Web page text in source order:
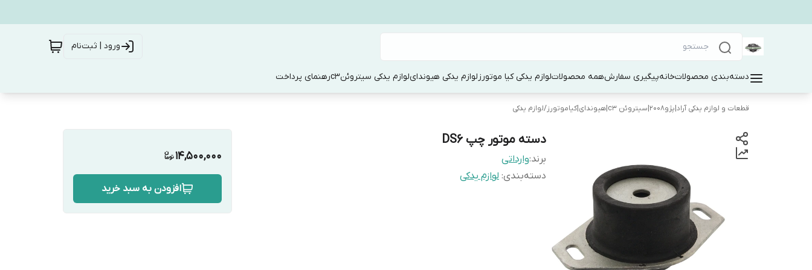
ورود | ثبت‌نام
دسته‌بندی محصولاتخانهپیگیری سفارشهمه محصولاتلوازم یدکی کیا موتورزلوازم یدکی هیوندایلوازم یدکی سیتروئنc3 رهنمای پرداخت
قطعات و لوازم یدکی آراد|پژو۲۰۰۸|سیتروئن c3|هیوندای|کیاموتورز /لوازم یدکی
دسته موتور چپ DS6
برند:وارداتی
دسته‌بندی: لوازم یدکی
14,500,000
افزودن به سبد خرید